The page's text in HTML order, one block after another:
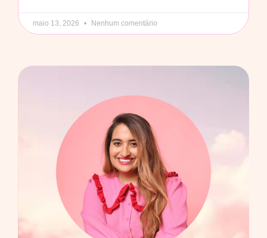
maio 13, 2026 Nenhum comentário